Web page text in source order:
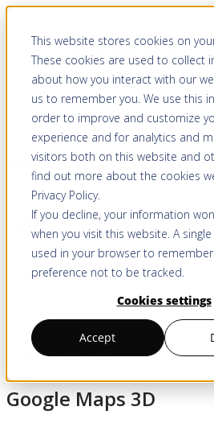
This website stores cookies on
These cookies are used to collect
about how you interact with our
us to remember you. We use this
order to improve and customize
experience and for analytics and
visitors both on this website and
find out more about the cookies
Privacy Policy.
If you decline, your information
when you visit this website. A
used in your browser to
preference not to be tracked.
Cookies settings
Accept
September
Neue
Für Team- und Businesslizenzen
Funktionen bereit:
Google Maps 3D
Globale Stilverwaltung
Projektzeitleiste
Google Maps 3D